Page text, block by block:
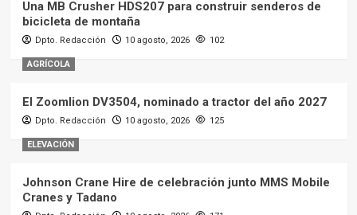
Una MB Crusher HDS207 para construir senderos de
bicicleta de montaña
Dpto. Redacción 10 agosto, 2026 102
AGRÍCOLA
El Zoomlion DV3504, nominado a tractor del año 2027
Dpto. Redacción 10 agosto, 2026 125
ELEVACIÓN
Johnson Crane Hire de celebración junto MMS Mobile
Cranes y Tadano